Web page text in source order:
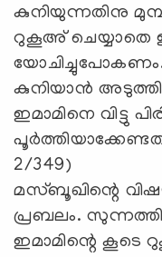
കുനിയുന്നതിനു
റുകൂഅ് ചെയ്യാതെ
കുനിയാന്‍
ഇമാമിനെ വിട്ടു
2/349)
മസ്ബൂഖിന്റെ
പ്രബലം.
ഇമാമിന്റെ കൂടെ